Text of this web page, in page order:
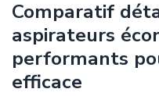
Comparatif
aspirateurs
performants
efficace